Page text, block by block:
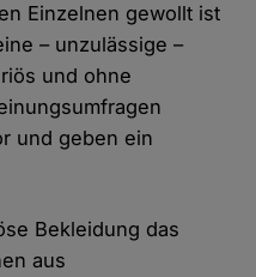
Einzelnen gewollt ist
– unzulässige –
und ohne
und geben ein
Bekleidung das
aus